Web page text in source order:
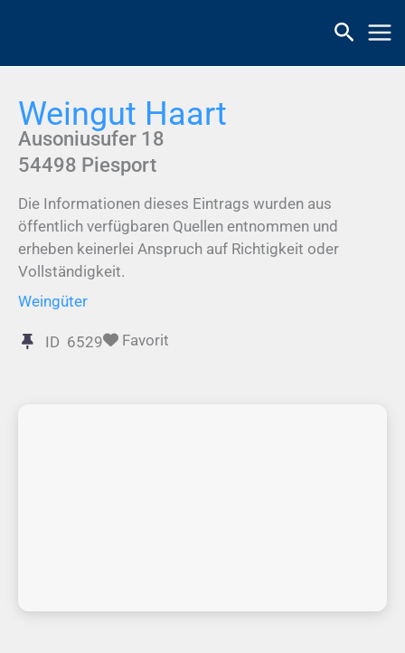
Weingut Haart
Ausoniusufer 18
54498 Piesport
Die Informationen dieses Eintrags wurden aus
öffentlich verfügbaren Quellen entnommen und
erheben keinerlei Anspruch auf Richtigkeit oder
Vollständigkeit.
Weingüter
ID 6529 Favorit